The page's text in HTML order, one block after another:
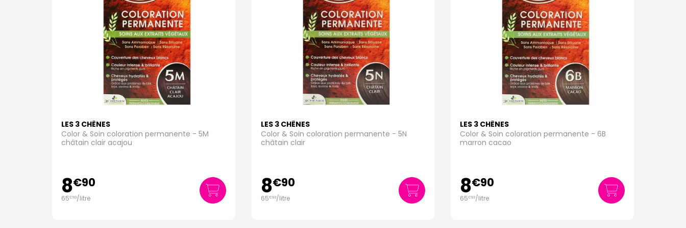
LES 3 CHÊNES
Color & Soin coloration permanente - 5M
châtain clair acajou
8€90
65€93/litre
LES 3 CHÊNES
Color & Soin coloration permanente - 5N
châtain clair
8€90
65€93/litre
LES 3 CHÊNES
Color & Soin coloration permanente - 6B
marron cacao
8€90
65€93/litre